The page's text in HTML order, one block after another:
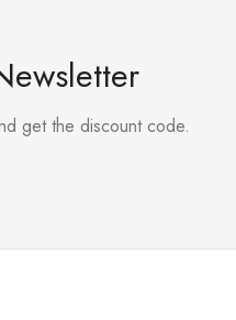
get the discount code.